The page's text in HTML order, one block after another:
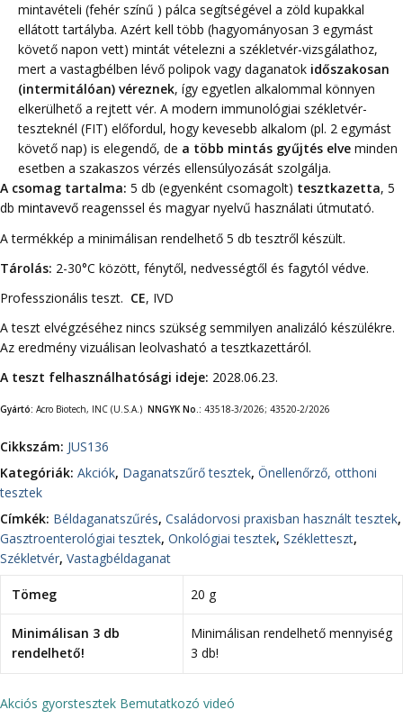
mintavételi (fehér színű ) pálca segítségével a zöld kupakkal
ellátott tartályba. Azért kell több (hagyományosan 3 egymást
követő napon vett) mintát vételezni a székletvér-vizsgálathoz,
mert a vastagbélben lévő polipok vagy daganatok időszakosan
(intermitálóan) véreznek, így egyetlen alkalommal könnyen
elkerülhető a rejtett vér. A modern immunológiai székletvér-
teszteknél (FIT) előfordul, hogy kevesebb alkalom (pl. 2 egymást
követő nap) is elegendő, de a több mintás gyűjtés elve minden
esetben a szakaszos vérzés ellensúlyozását szolgálja.
A csomag tartalma: 5 db (egyenként csomagolt) tesztkazetta, 5
db mintavevő reagenssel és magyar nyelvű használati útmutató.
A termékkép a minimálisan rendelhető 5 db tesztről készült.
Tárolás: 2-30°C között, fénytől, nedvességtől és fagytól védve.
Professzionális teszt. CE, IVD
A teszt elvégzéséhez nincs szükség semmilyen analizáló készülékre.
Az eredmény vizuálisan leolvasható a tesztkazettáról.
A teszt felhasználhatósági ideje: 2028.06.23.
Gyártó: Acro Biotech, INC (U.S.A.) NNGYK No.: 43518-3/2026; 43520-2/2026
Cikkszám: JUS136
Kategóriák: Akciók, Daganatszűrő tesztek, Önellenőrző, otthoni
tesztek
Címkék: Béldaganatszűrés, Családorvosi praxisban használt tesztek,
Gasztroenterológiai tesztek, Onkológiai tesztek, Székletteszt,
Székletvér, Vastagbéldaganat
Tömeg 20 g
Minimálisan 3 db
rendelhető!
Minimálisan rendelhető mennyiség
3 db!
Akciós gyorstesztek Bemutatkozó videó